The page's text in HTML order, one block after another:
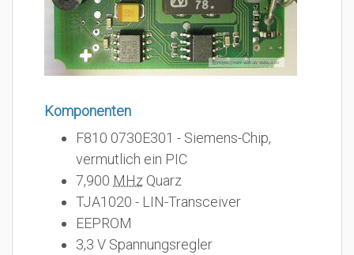
Komponenten
F810 0730E301 - Siemens-Chip,
vermutlich ein PIC
7,900 MHz Quarz
TJA1020 - LIN-Transceiver
EEPROM
3,3 V Spannungsregler